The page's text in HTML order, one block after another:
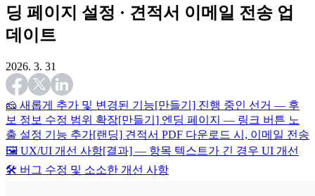
딩 페이지 설정 · 견적서 이메일 전송 업
데이트
2026. 3. 31
🧀 새롭게 추가 및 변경된 기능[만들기] 진행 중인 선거 — 후
보 정보 수정 범위 확장[만들기] 엔딩 페이지 — 링크 버튼 노
출 설정 기능 추가[랜딩] 견적서 PDF 다운로드 시, 이메일 전송
🖼️ UX/UI 개선 사항[결과] — 항목 텍스트가 긴 경우 UI 개선
🛠️ 버그 수정 및 소소한 개선 사항